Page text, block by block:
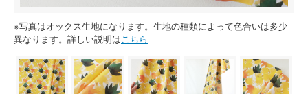
※写真はオックス生地になります。生地の種類によって色合いは多少
異なります。詳しい説明はこちら